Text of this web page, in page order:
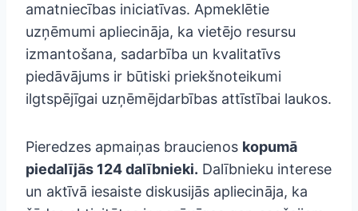
amatniecības iniciatīvas. Apmeklētie
uzņēmumi apliecināja, ka vietējo resursu
izmantošana, sadarbība un kvalitatīvs
piedāvājums ir būtiski priekšnoteikumi
ilgtspējīgai uzņēmējdarbības attīstībai laukos.
Pieredzes apmaiņas braucienos kopumā
piedalījās 124 dalībnieki. Dalībnieku interese
un aktīvā iesaiste diskusijās apliecināja, ka